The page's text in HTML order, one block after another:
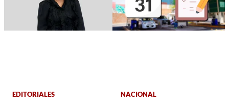
EDITORIALES NACIONAL